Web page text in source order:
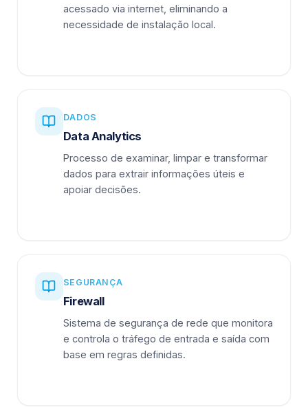
acessado via internet, eliminando a
necessidade de instalação local.
DADOS
Data Analytics
Processo de examinar, limpar e transformar
dados para extrair informações úteis e
apoiar decisões.
SEGURANÇA
Firewall
Sistema de segurança de rede que monitora
e controla o tráfego de entrada e saída com
base em regras definidas.